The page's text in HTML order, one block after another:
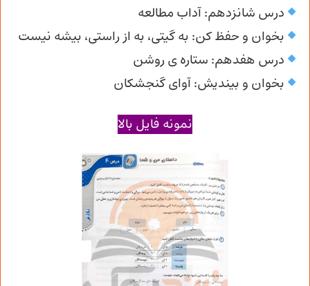
درس شانزدهم: آداب مطالعه
بخوان و حفظ کن: به گیتی، به از راستی، بیشه نیست
درس هفدهم: ستاره ی روشن
بخوان و بیندیش: آوای گنجشکان
نمونه فایل بالا